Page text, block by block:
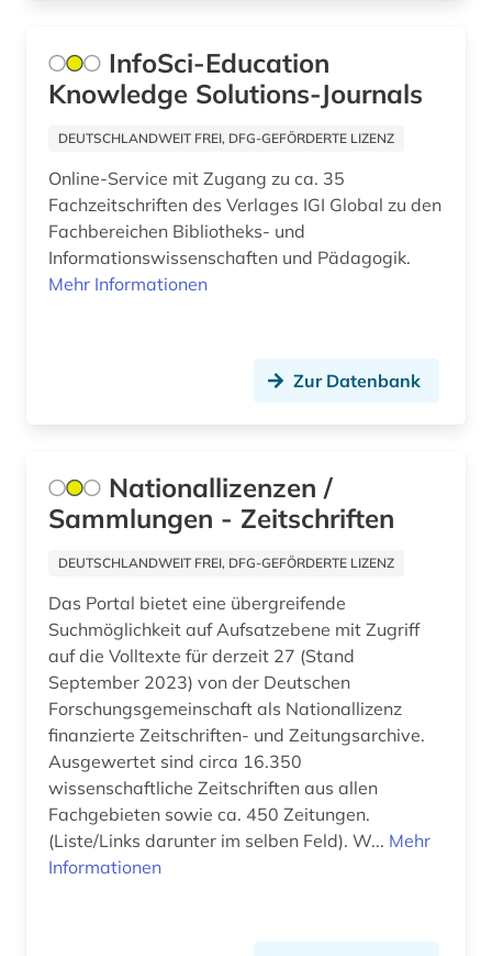
afrikaans (1)
afrikaforschung (2)
afrikanische sprachen (1)
afrikanistik (3)
afrikastudien (2)
afroamerikanische musik (5)
agende (1)
agentur (1)
aggressivität (1)
agrar- (1)
agrarforschung (2)
Zypern (6)
InfoSci-Education
Knowledge Solutions-Journals
DEUTSCHLANDWEIT FREI, DFG-GEFÖRDERTE LIZENZ
Online-Service mit Zugang zu ca. 35
Fachzeitschriften des Verlages IGI Global zu den
Fachbereichen Bibliotheks- und
Informationswissenschaften und Pädagogik.
Mehr Informationen
Zur Datenbank
Nationallizenzen /
Sammlungen - Zeitschriften
DEUTSCHLANDWEIT FREI, DFG-GEFÖRDERTE LIZENZ
Das Portal bietet eine übergreifende
Suchmöglichkeit auf Aufsatzebene mit Zugriff
auf die Volltexte für derzeit 27 (Stand
September 2023) von der Deutschen
Forschungsgemeinschaft als Nationallizenz
finanzierte Zeitschriften- und Zeitungsarchive.
Ausgewertet sind circa 16.350
wissenschaftliche Zeitschriften aus allen
Fachgebieten sowie ca. 450 Zeitungen.
(Liste/Links darunter im selben Feld). W... Mehr
Informationen